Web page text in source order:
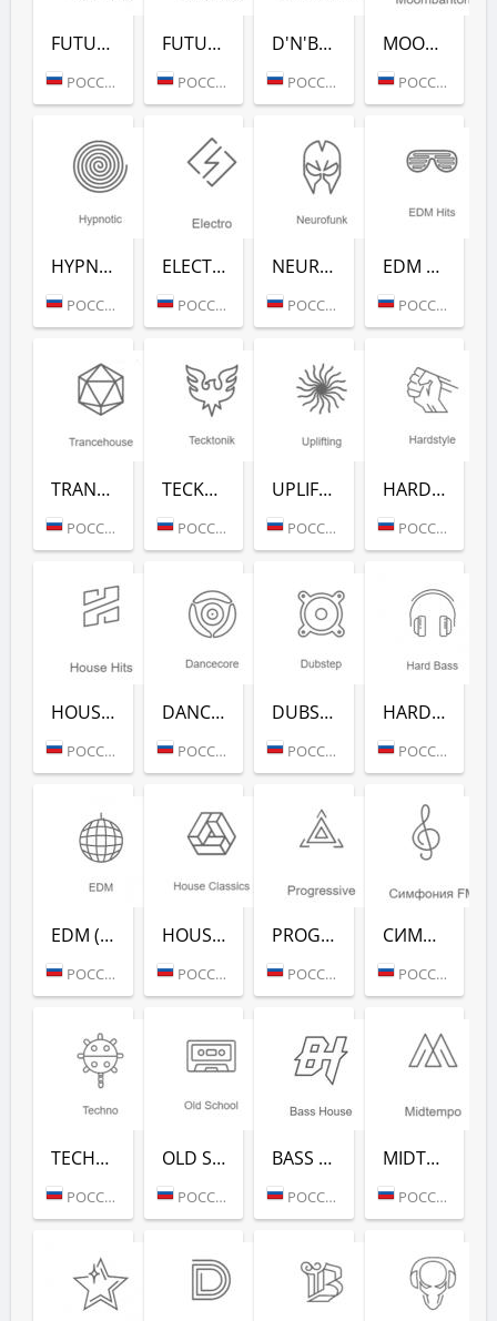
FUTURE BASS (РАДИО РЕКОРД)
РОССИЯ (МОСКВА)
FUTURE HOUSE (РАДИО РЕКОРД)
РОССИЯ (МОСКВА)
D'N'B CLASSICS (РАДИО РЕКОРД)
РОССИЯ (МОСКВА)
MOOMBAHTON (РАДИО РЕКОРД)
РОССИЯ (МОСКВА)
HYPNOTIC (РАДИО РЕКОРД)
РОССИЯ (МОСКВА)
ELECTRO (РАДИО РЕКОРД)
РОССИЯ (МОСКВА)
NEUROFUNK (РАДИО РЕКОРД)
РОССИЯ (МОСКВА)
EDM CLASSICS (РАДИО РЕКОРД)
РОССИЯ (МОСКВА)
TRANCEHOUSE (РАДИО РЕКОРД)
РОССИЯ (МОСКВА)
TECKTONIK (РАДИО РЕКОРД)
РОССИЯ (МОСКВА)
UPLIFTING (РАДИО РЕКОРД)
РОССИЯ (МОСКВА)
HARDSTYLE (РАДИО РЕКОРД)
РОССИЯ (МОСКВА)
HOUSE HITS (РАДИО РЕКОРД)
РОССИЯ (МОСКВА)
DANCECORE (РАДИО РЕКОРД)
РОССИЯ (МОСКВА)
DUBSTEP (РАДИО РЕКОРД)
РОССИЯ (МОСКВА)
HARD BASS (РАДИО РЕКОРД)
РОССИЯ (МОСКВА)
EDM (РАДИО РЕКОРД)
РОССИЯ (МОСКВА)
HOUSE CLASSICS (РАДИО РЕКОРД)
РОССИЯ (МОСКВА)
PROGRESSIVE (РАДИО РЕКОРД)
РОССИЯ (МОСКВА)
СИМФОНИЯ FM (РАДИО РЕКОРД)
РОССИЯ (МОСКВА)
TECHNO (РАДИО РЕКОРД)
РОССИЯ (МОСКВА)
OLD SCHOOL (РАДИО РЕКОРД)
РОССИЯ (МОСКВА)
BASS HOUSE (РАДИО РЕКОРД)
РОССИЯ (МОСКВА)
MIDTEMPO (РАДИО РЕКОРД)
РОССИЯ (МОСКВА)